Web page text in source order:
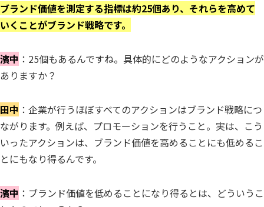
ブランド価値を測定する指標は約25個あり、それらを高めて
いくことがブランド戦略です。
濱中 ：25個もあるんですね。具体的にどのようなアクションが
ありますか？
田中 ：企業が行うほぼすべてのアクションはブランド戦略につ
ながります。例えば、プロモーションを行うこと。実は、こう
いったアクションは、ブランド価値を高めることにも低めるこ
とにもなり得るんです。
濱中 ：ブランド価値を低めることになり得るとは、どういうこ